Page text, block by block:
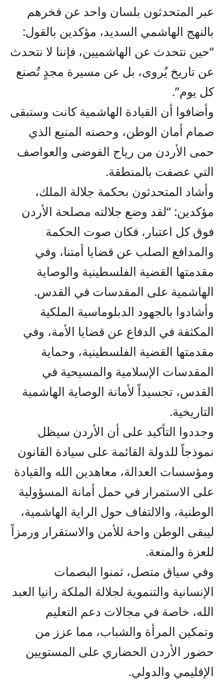
عبر المتحدثون بلسان واحد عن فخرهم
بالنهج الهاشمي السديد، مؤكدين بالقول:
“حين نتحدث عن الهاشميين، فإننا لا نتحدث
عن تاريخ يُروى، بل عن مسيرة مجدٍ تُصنع
كل يوم”.
وأضافوا أن القيادة الهاشمية كانت وستبقى
صمام أمان الوطن، وحصنه المنيع الذي
حمى الأردن من رياح الفوضى والعواصف
التي عصفت بالمنطقة.
وأشاد المتحدثون بحكمة جلالة الملك،
مؤكدين: “لقد وضع جلالته مصلحة الأردن
فوق كل اعتبار، فكان صوت الحكمة
والمدافع الصلب عن قضايا أمتنا، وفي
مقدمتها القضية الفلسطينية والوصاية
الهاشمية على المقدسات في القدس.
وأشادوا بالجهود الدبلوماسية الملكية
المكثفة في الدفاع عن قضايا الأمة، وفي
مقدمتها القضية الفلسطينية، وحماية
المقدسات الإسلامية والمسيحية في
القدس، تجسيداً لأمانة الوصاية الهاشمية
التاريخية.
وجددوا التأكيد على أن الأردن سيظل
نموذجاً للدولة القائمة على سيادة القانون
ومؤسسات العدالة، معاهدين الله والقيادة
على الاستمرار في حمل أمانة المسؤولية
الوطنية، والالتفاف حول الراية الهاشمية،
ليبقى الوطن واحة للأمن والاستقرار ورمزاً
للعزة والمنعة.
وفي سياق متصل، ثمنوا البصمات
الإنسانية والتنموية لجلالة الملكة رانيا العبد
الله، خاصة في مجالات دعم التعليم
وتمكين المرأة والشباب، مما عزز من
حضور الأردن الحضاري على المستويين
الإقليمي والدولي.